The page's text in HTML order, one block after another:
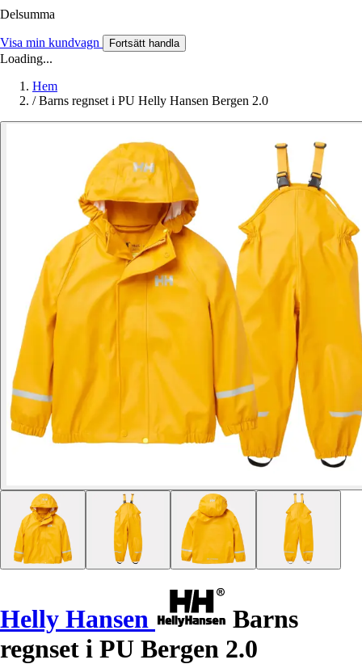
Delsumma
Visa min kundvagn Fortsätt handla
Loading...
Hem
/ Barns regnset i PU Helly Hansen Bergen 2.0
Helly Hansen
Barns
regnset i PU Bergen 2.0